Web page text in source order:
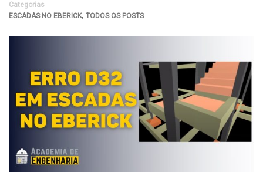
Categorias
ESCADAS NO EBERICK, TODOS OS POSTS